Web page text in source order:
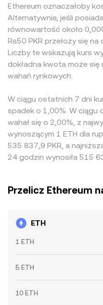
Ethereum oznaczałoby
Alternatywnie, jeśli
równowartość około
Rs50 PKR przełoży się
Liczby te wskazują kurs
dokładna kwota może
wahań rynkowych.
W ciągu ostatnich 7 dni
spadek o 1,00%. W
wahał się o 2,00%, z
wynoszącym 1 ETH dla
535 837,9 PKR, a
24 godzin wynosiła 515
Przelicz Ethereum
ETH
1 ETH
5 ETH
10 ETH